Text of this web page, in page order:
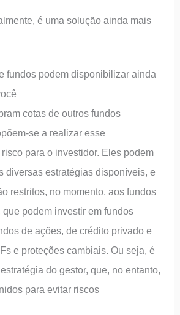
é uma solução ainda mais
fundos podem disponibilizar ainda
cotas de outros fundos
se a realizar esse
para o investidor. Eles podem
diversas estratégias disponíveis, e
restritos, no momento, aos fundos
podem investir em fundos
de ações, de crédito privado e
e proteções cambiais. Ou seja, é
do gestor, que, no entanto,
para evitar riscos